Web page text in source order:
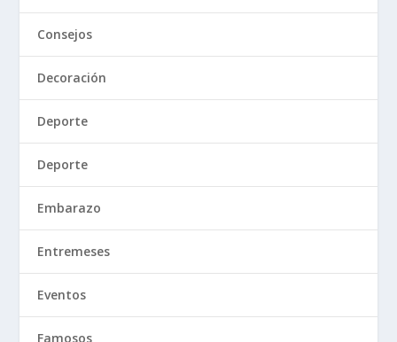
Consejos
Decoración
Deporte
Deporte
Embarazo
Entremeses
Eventos
Famosos